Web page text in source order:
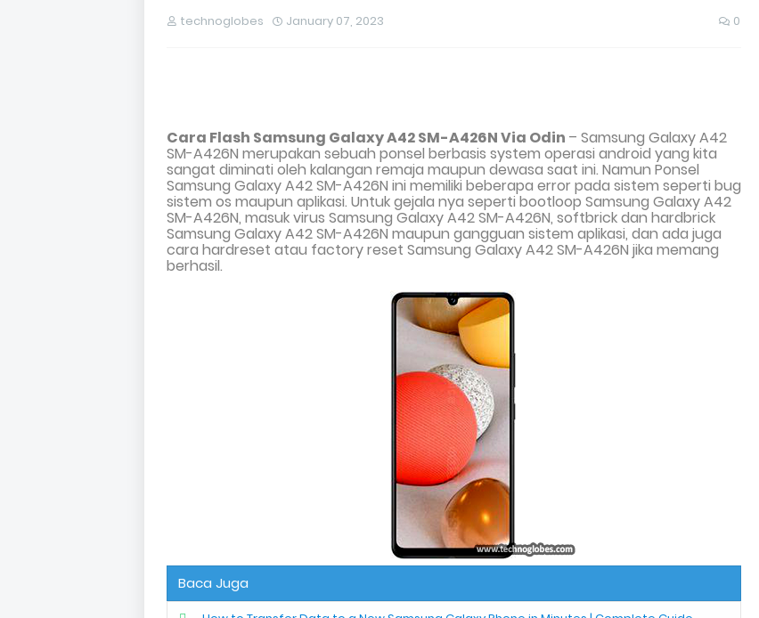
technoglobes January 07, 2023 0
Cara Flash Samsung Galaxy A42 SM-A426NVia Odin – Samsung Galaxy A42
SM-A426N merupakan sebuah ponsel berbasis system operasi android yang kita
sangat diminati oleh kalangan remaja maupun dewasa saat ini. Namun Ponsel
Samsung Galaxy A42 SM-A426N ini memiliki beberapa error pada sistem seperti bug
sistem os maupun aplikasi. Untuk gejala nya seperti bootloop Samsung Galaxy A42
SM-A426N, masuk virus Samsung Galaxy A42 SM-A426N, softbrick dan hardbrick
Samsung Galaxy A42 SM-A426N maupun gangguan sistem aplikasi, dan ada juga
cara hardreset atau factory reset Samsung Galaxy A42 SM-A426N jika memang
berhasil.
Baca Juga